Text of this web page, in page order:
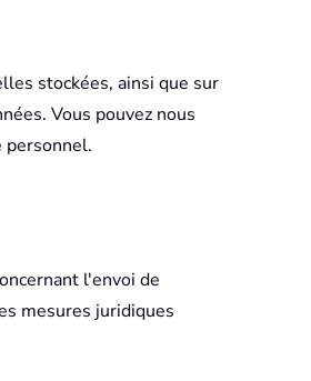
stockées, ainsi que sur
Vous pouvez nous
personnel.
l'envoi de
mesures juridiques